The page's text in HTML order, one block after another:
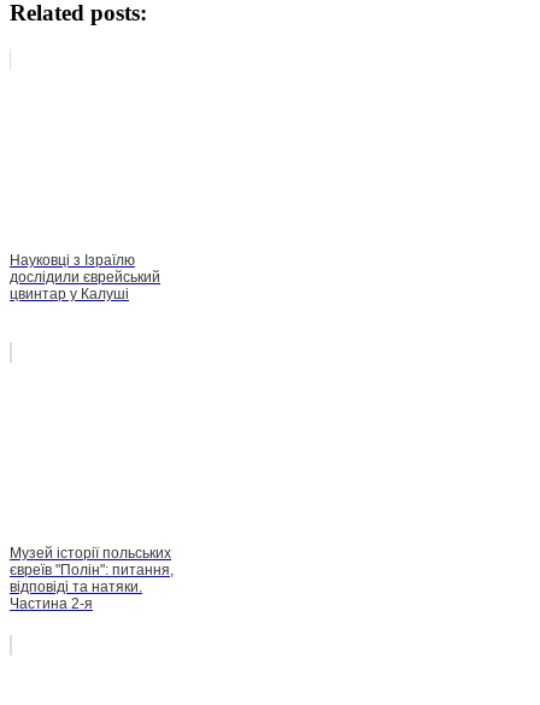
Related posts:
Науковці з Ізраїлю
дослідили єврейський
цвинтар у Калуші
Музей історії польських
євреїв "Полін": питання,
відповіді та натяки.
Частина 2-я